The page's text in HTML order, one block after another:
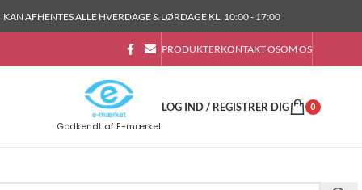
KAN AFHENTES ALLE HVERDAGE & LØRDAGE KL. 10:00 - 17:00
PRODUKTERKONTAKT OSOM OS
Godkendt af E-mærket
LOG IND / REGISTRER DIG 0